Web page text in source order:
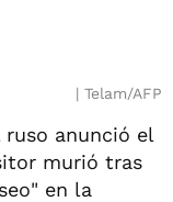
Telam/AFP
ruso anunció el
murió tras
en la